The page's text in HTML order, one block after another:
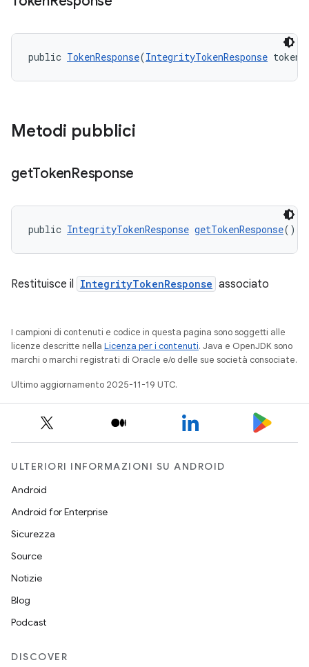
public TokenResponse(IntegrityTokenResponse token)
Metodi pubblici
getTokenResponse
public IntegrityTokenResponse getTokenResponse()
Restituisce il IntegrityTokenResponse associato
I campioni di contenuti e codice in questa pagina sono soggetti alle
licenze descritte nella Licenza per i contenuti. Java e OpenJDK sono
marchi o marchi registrati di Oracle e/o delle sue società consociate.
Ultimo aggiornamento 2025-11-19 UTC.
ULTERIORI INFORMAZIONI SU ANDROID
Android
Android for Enterprise
Sicurezza
Source
Notizie
Blog
Podcast
DISCOVER